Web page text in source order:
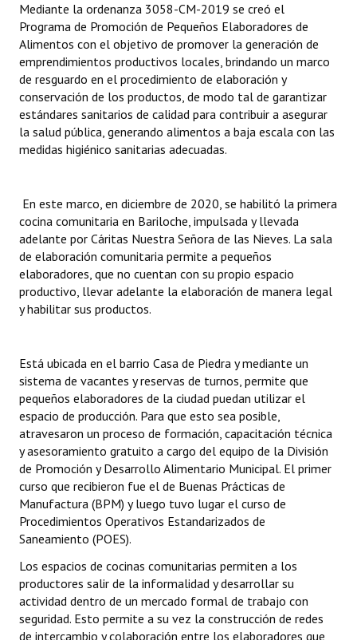
Informes de Unidad Coordinadora
Ejecución Presupuestaria
Actas de Audiencias Públicas
NORMATIVA
Comunicaciones
Resoluciones
Resoluciones de Presidencia
INSTITUCIONAL
Noticias Destacadas
Registros y Distinciones
Datos Históricos
Premio al Mérito - Registro
Audiencias Públicas - Registro
Mujeres que Dejaron Huellas - Registro
Ciudadano Ilustre - Registro
Banca del Vecino - Registro
Mediante la ordenanza 3058-CM-2019 se creó el
Programa de Promoción de Pequeños Elaboradores de
Alimentos con el objetivo de promover la generación de
emprendimientos productivos locales, brindando un marco
de resguardo en el procedimiento de elaboración y
conservación de los productos, de modo tal de garantizar
estándares sanitarios de calidad para contribuir a asegurar
la salud pública, generando alimentos a baja escala con las
medidas higiénico sanitarias adecuadas.
En este marco, en diciembre de 2020, se habilitó la primera
cocina comunitaria en Bariloche, impulsada y llevada
adelante por Cáritas Nuestra Señora de las Nieves. La sala
de elaboración comunitaria permite a pequeños
elaboradores, que no cuentan con su propio espacio
productivo, llevar adelante la elaboración de manera legal
y habilitar sus productos.
Está ubicada en el barrio Casa de Piedra y mediante un
sistema de vacantes y reservas de turnos, permite que
pequeños elaboradores de la ciudad puedan utilizar el
espacio de producción. Para que esto sea posible,
atravesaron un proceso de formación, capacitación técnica
y asesoramiento gratuito a cargo del equipo de la División
de Promoción y Desarrollo Alimentario Municipal. El primer
curso que recibieron fue el de Buenas Prácticas de
Manufactura (BPM) y luego tuvo lugar el curso de
Procedimientos Operativos Estandarizados de
Saneamiento (POES).
Los espacios de cocinas comunitarias permiten a los
productores salir de la informalidad y desarrollar su
actividad dentro de un mercado formal de trabajo con
seguridad. Esto permite a su vez la construcción de redes
de intercambio y colaboración entre los elaboradores que